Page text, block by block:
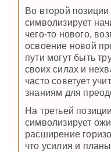
Во второй
символизирует
чего-то нового,
освоение новой
пути могут быть
своих силах и
часто советует
знаниям для
На третьей
символизирует
расширение
что усилия и